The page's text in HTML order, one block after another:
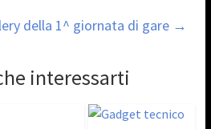
della 1^ giornata di gare →
interessarti